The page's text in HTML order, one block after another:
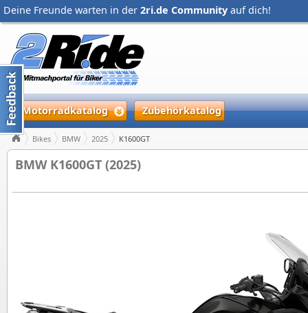
Deine Freunde warten in der 2ri.de Community auf dich!
Motorradkatalog Zubehörkatalog
Bikes BMW 2025 K1600GT
BMW K1600GT (2025)